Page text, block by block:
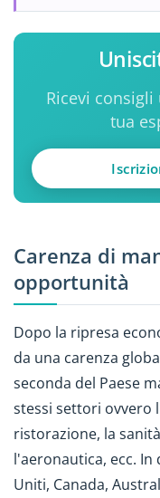
Ricevi
tua
Carenza di
opportunità
Dopo la ripresa
da una carenza
seconda del Paese
stessi settori ovvero
ristorazione, la
l'aeronautica, ecc.
Uniti, Canada,